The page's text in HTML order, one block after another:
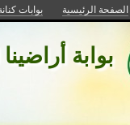
الصفحة الرئيسية بوابات
بوابة